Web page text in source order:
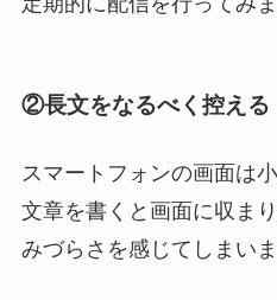
②長文をなるべく控える
スマートフォンの画面は
文章を書くと画面に収ま
みづらさを感じてしまいま